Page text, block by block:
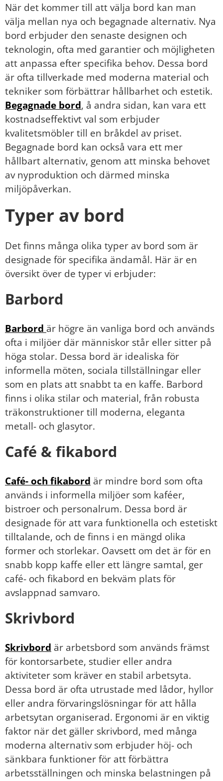
När det kommer till att välja bord kan man
välja mellan nya och begagnade alternativ. Nya
bord erbjuder den senaste designen och
teknologin, ofta med garantier och möjligheten
att anpassa efter specifika behov. Dessa bord
är ofta tillverkade med moderna material och
tekniker som förbättrar hållbarhet och estetik.
Begagnade bord, å andra sidan, kan vara ett
kostnadseffektivt val som erbjuder
kvalitetsmöbler till en bråkdel av priset.
Begagnade bord kan också vara ett mer
hållbart alternativ, genom att minska behovet
av nyproduktion och därmed minska
miljöpåverkan.
Typer av bord
Det finns många olika typer av bord som är
designade för specifika ändamål. Här är en
översikt över de typer vi erbjuder:
Barbord
Barbord är högre än vanliga bord och används
ofta i miljöer där människor står eller sitter på
höga stolar. Dessa bord är idealiska för
informella möten, sociala tillställningar eller
som en plats att snabbt ta en kaffe. Barbord
finns i olika stilar och material, från robusta
träkonstruktioner till moderna, eleganta
metall- och glasytor.
Café & fikabord
Café- och fikabord är mindre bord som ofta
används i informella miljöer som kaféer,
bistroer och personalrum. Dessa bord är
designade för att vara funktionella och estetiskt
tilltalande, och de finns i en mängd olika
former och storlekar. Oavsett om det är för en
snabb kopp kaffe eller ett längre samtal, ger
café- och fikabord en bekväm plats för
avslappnad samvaro.
Skrivbord
Skrivbord är arbetsbord som används främst
för kontorsarbete, studier eller andra
aktiviteter som kräver en stabil arbetsyta.
Dessa bord är ofta utrustade med lådor, hyllor
eller andra förvaringslösningar för att hålla
arbetsytan organiserad. Ergonomi är en viktig
faktor när det gäller skrivbord, med många
moderna alternativ som erbjuder höj- och
sänkbara funktioner för att förbättra
arbetsställningen och minska belastningen på